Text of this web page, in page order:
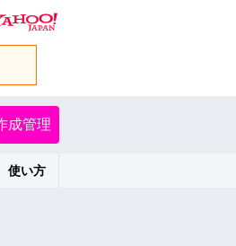
成管理
使い方